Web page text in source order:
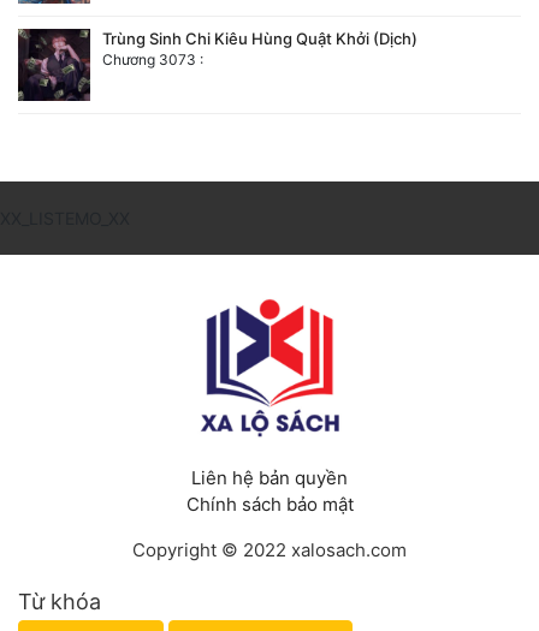
Trùng Sinh Chi Kiêu Hùng Quật Khởi (Dịch)
Chương 3073 :
Liên hệ bản quyền
Chính sách bảo mật
Copyright © 2022 xalosach.com
Từ khóa